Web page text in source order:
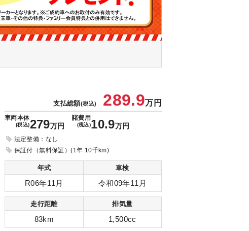
支払総額(税込) 289.9万円
車両本体
(税込)279万円
諸費用
(税込)10.9万円
法定整備：なし
保証付（無料保証）(1年 10千km)
年式 車検
R06年11月 令和09年11月
走行距離 排気量
83km 1,500cc